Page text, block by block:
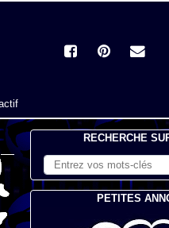
RECHERCHE
PETITES